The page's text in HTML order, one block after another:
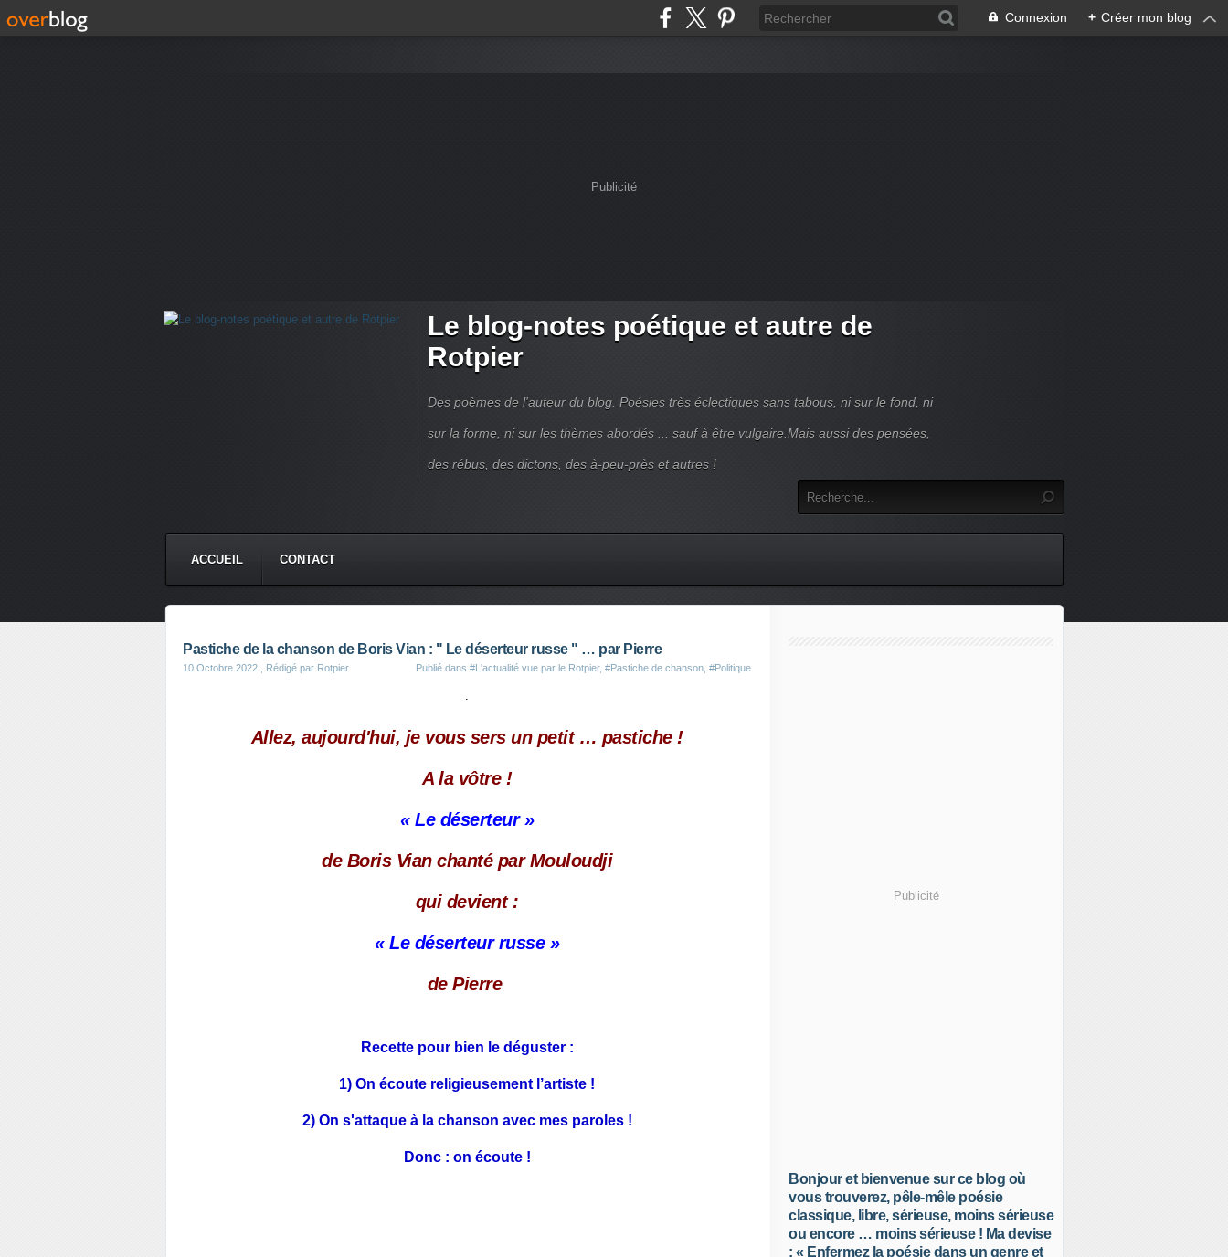
Connexion + Créer mon blog
Publicité
Le blog-notes poétique et autre de
Rotpier
Des poèmes de l'auteur du blog. Poésies très éclectiques sans tabous, ni sur le fond, ni
sur la forme, ni sur les thèmes abordés ... sauf à être vulgaire.Mais aussi des pensées,
des rébus, des dictons, des à-peu-près et autres !
ACCUEIL CONTACT
Pastiche de la chanson de Boris Vian : " Le déserteur russe " … par Pierre
10 Octobre 2022 , Rédigé par Rotpier Publié dans #L'actualité vue par le Rotpier, #Pastiche de chanson #Politique
.
Allez, aujourd'hui, je vous sers un petit … pastiche !
A la vôtre !
« Le déserteur »
de Boris Vian chanté par Mouloudji
qui devient :
« Le déserteur russe »
de Pierre
Recette pour bien le déguster :
1) On écoute religieusement l’artiste !
2) On s'attaque à la chanson avec mes paroles !
Donc : on écoute !
Publicité
Bonjour et bienvenue sur ce blog où
vous trouverez, pêle-mêle poésie
classique, libre, sérieuse, moins sérieuse
ou encore … moins sérieuse ! Ma devise
: « Enfermez la poésie dans un genre et